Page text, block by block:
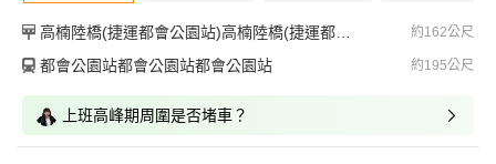
高楠陸橋(捷運都會公園站)高楠陸橋(捷運都會公園站)高楠陸橋(捷運都會公園站) 約162公尺
都會公園站都會公園站都會公園站 約195公尺
上班高峰期周圍是否堵車？